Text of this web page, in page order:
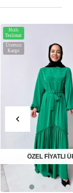
Ücretsiz
Kargo
Hızlı
Teslimat
ÖZEL FİYATLI